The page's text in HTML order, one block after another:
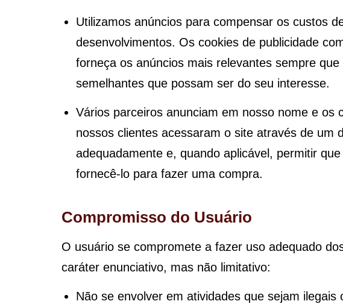
Utilizamos anúncios para compensar os custos
desenvolvimentos. Os cookies de publicidade
forneça os anúncios mais relevantes sempre
semelhantes que possam ser do seu interesse.
Vários parceiros anunciam em nosso nome e
nossos clientes acessaram o site através de um
adequadamente e, quando aplicável, permitir
fornecê-lo para fazer uma compra.
Compromisso do Usuário
O usuário se compromete a fazer uso adequado
caráter enunciativo, mas não limitativo:
Não se envolver em atividades que sejam